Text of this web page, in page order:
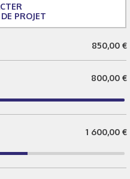
PROJET
850,00 €
800,00 €
1 600,00 €